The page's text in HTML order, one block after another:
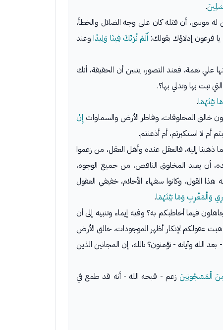
.
موسى، أن قتله كان على وجه الضلال والخطأ،
فرعون إدلاؤك بقولك: أَلَمْ نُرَبِّكَ فِينَا وَلِيدًاوعند
نعمة، فعند التصور، يتبين أن الحقيقة، أنك
تبت بها وتدلي بها؟.
بَيْنَهُمَا.
خالق المخلوقات، وفاطر الأرض والسماوات إِنْ
أم لا استكبرتم، أم أذعنتم.
إليه، فالعقل عنده وأهل العقل، من زعموا
أن يعبد المخلوق الناقص، من جميع الوجوه،
القول، وكانوا سفهاء الأحلام، خفيفي العقول
وَالْمَغْرِبِ وَمَا بَيْنَهُمَا.
فيما أخاطبكم به؟ وفيه إيماء وتنبيه إلى أن
عقولكم لإنكار أظهر الموجودات، خالق الأرض
الله وآياته - تؤمنون؟ تالله، إن المجانين الذين
الْمَسْجُونِينَ زعم - قبحه الله - أنه قد طمع في